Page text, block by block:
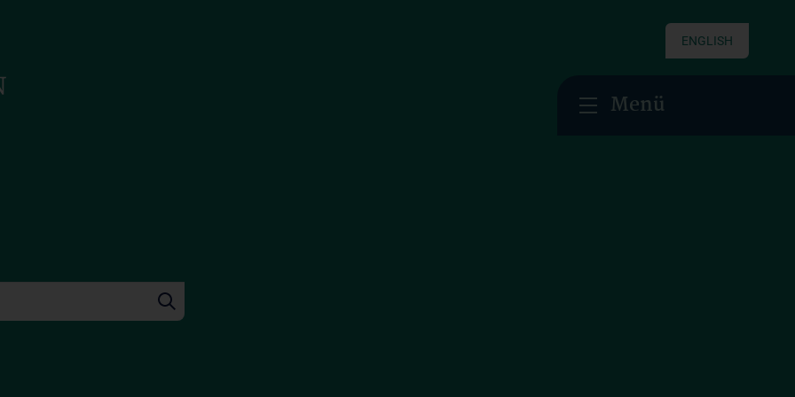
ENGLISH
Menü